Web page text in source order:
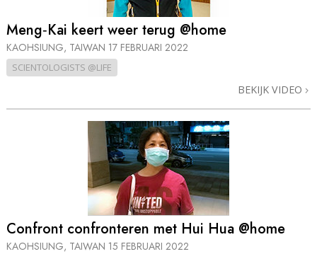
Meng‑Kai keert weer terug @home
KAOHSIUNG, TAIWAN 17 FEBRUARI 2022
SCIENTOLOGISTS @LIFE
BEKIJK VIDEO
Confront confronteren met Hui Hua @home
KAOHSIUNG, TAIWAN 15 FEBRUARI 2022